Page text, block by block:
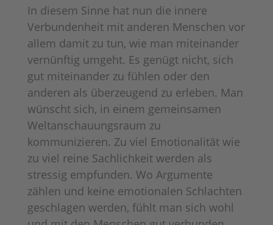
In diesem Sinne hat nun die innere
Verbundenheit mit anderen Menschen vor
allem damit zu tun, wie man miteinander
vernünftig umgeht. Es genügt nicht, sich
gut miteinander zu fühlen oder den
anderen als überzeugend zu erleben. Man
wünscht sich, in einem gemeinsamen
Weltanschauungsraum zu
kommunizieren. Zu viel Emotionalität wie
zu viel reine Sachlichkeit werden als
stressig empfunden. Wo Argumente
zählen und keine emotionalen Schlachten
geschlagen werden, fühlt man sich wohl